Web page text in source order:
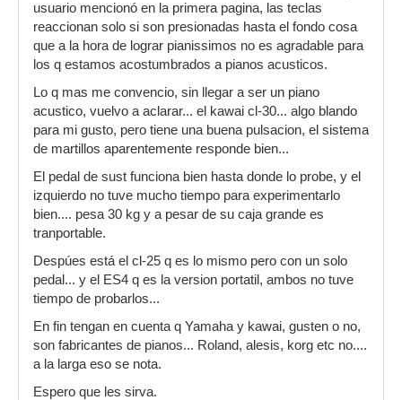
usuario mencionó en la primera pagina, las teclas
reaccionan solo si son presionadas hasta el fondo cosa
que a la hora de lograr pianissimos no es agradable para
los q estamos acostumbrados a pianos acusticos.
Lo q mas me convencio, sin llegar a ser un piano
acustico, vuelvo a aclarar... el kawai cl-30... algo blando
para mi gusto, pero tiene una buena pulsacion, el sistema
de martillos aparentemente responde bien...
El pedal de sust funciona bien hasta donde lo probe, y el
izquierdo no tuve mucho tiempo para experimentarlo
bien.... pesa 30 kg y a pesar de su caja grande es
tranportable.
Despúes está el cl-25 q es lo mismo pero con un solo
pedal... y el ES4 q es la version portatil, ambos no tuve
tiempo de probarlos...
En fin tengan en cuenta q Yamaha y kawai, gusten o no,
son fabricantes de pianos... Roland, alesis, korg etc no....
a la larga eso se nota.
Espero que les sirva.